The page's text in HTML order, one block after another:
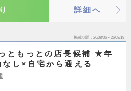
詳細へ
掲載期間 26/08/06～26/08/19
ともっとの店長候補 ★年
し×自宅から通える